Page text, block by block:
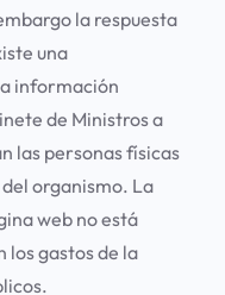
la respuesta
una
información
de Ministros a
las personas físicas
organismo. La
web no está
los gastos de la